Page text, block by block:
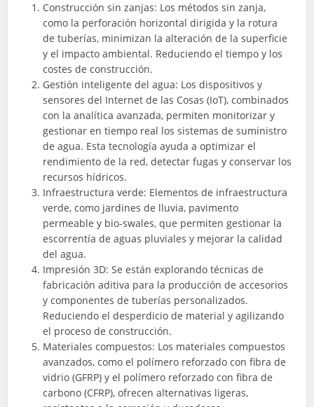
Construcción sin zanjas: Los métodos sin zanja,
como la perforación horizontal dirigida y la rotura
de tuberías, minimizan la alteración de la superficie
y el impacto ambiental. Reduciendo el tiempo y los
costes de construcción.
Gestión inteligente del agua: Los dispositivos y
sensores del Internet de las Cosas (IoT), combinados
con la analítica avanzada, permiten monitorizar y
gestionar en tiempo real los sistemas de suministro
de agua. Esta tecnología ayuda a optimizar el
rendimiento de la red, detectar fugas y conservar los
recursos hídricos.
Infraestructura verde: Elementos de infraestructura
verde, como jardines de lluvia, pavimento
permeable y bio-swales, que permiten gestionar la
escorrentía de aguas pluviales y mejorar la calidad
del agua.
Impresión 3D: Se están explorando técnicas de
fabricación aditiva para la producción de accesorios
y componentes de tuberías personalizados.
Reduciendo el desperdicio de material y agilizando
el proceso de construcción.
Materiales compuestos: Los materiales compuestos
avanzados, como el polímero reforzado con fibra de
vidrio (GFRP) y el polímero reforzado con fibra de
carbono (CFRP), ofrecen alternativas ligeras,